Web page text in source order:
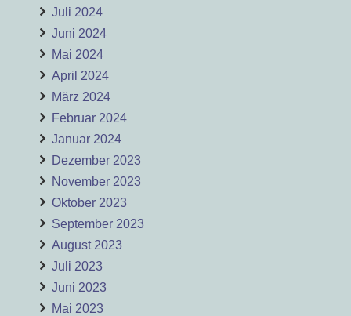
Juli 2024
Juni 2024
Mai 2024
April 2024
März 2024
Februar 2024
Januar 2024
Dezember 2023
November 2023
Oktober 2023
September 2023
August 2023
Juli 2023
Juni 2023
Mai 2023